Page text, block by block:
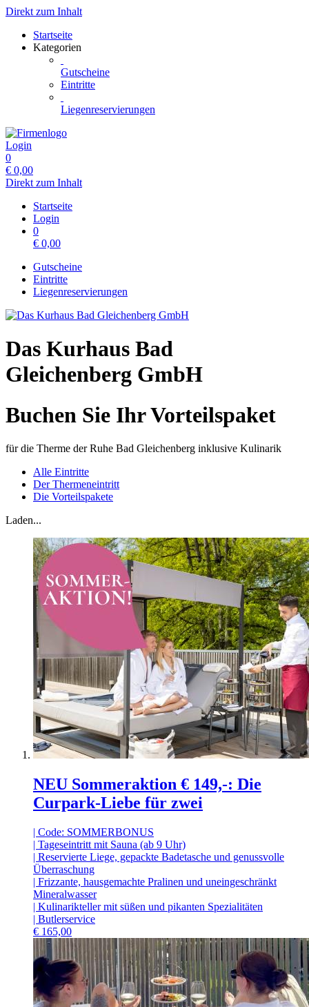
Direkt zum Inhalt
Startseite
Kategorien
Gutscheine
Eintritte
Liegenreservierungen
Login
0
€ 0,00
Direkt zum Inhalt
Startseite
Login
0
€ 0,00
Gutscheine
Eintritte
Liegenreservierungen
Das Kurhaus Bad
Gleichenberg GmbH
Buchen Sie Ihr Vorteilspaket
für die Therme der Ruhe Bad Gleichenberg inklusive Kulinarik
Alle Eintritte
Der Thermeneintritt
Die Vorteilspakete
Laden...
NEU Sommeraktion € 149,-: Die
Curpark-Liebe für zwei
| Code: SOMMERBONUS
| Tageseintritt mit Sauna (ab 9 Uhr)
| Reservierte Liege, gepackte Badetasche und genussvolle
Überraschung
| Frizzante, hausgemachte Pralinen und uneingeschränkt
Mineralwasser
| Kulinarikteller mit süßen und pikanten Spezialitäten
| Butlerservice
€ 165,00